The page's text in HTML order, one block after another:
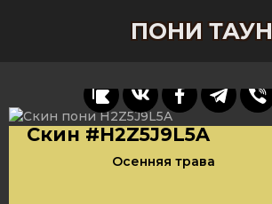
ПОНИ ТАУН
Скин #H2Z5J9L5A
Осенняя трава